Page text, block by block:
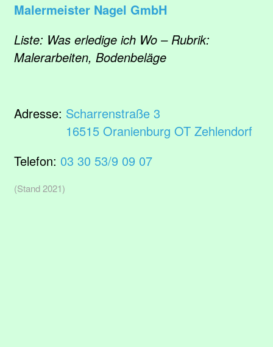
Malermeister Nagel GmbH
Liste: Was erledige ich Wo – Rubrik:
Malerarbeiten, Bodenbeläge
Adresse: Scharrenstraße 3
16515 Oranienburg OT Zehlendorf
Telefon: 03 30 53/9 09 07
(Stand 2021)